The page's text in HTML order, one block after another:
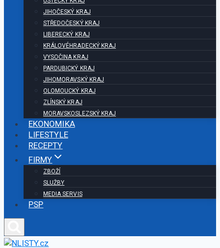
JIHOČESKÝ KRAJ
STŘEDOČESKÝ KRAJ
LIBERECKÝ KRAJ
KRÁLOVÉHRADECKÝ KRAJ
VYSOČINA KRAJ
PARDUBICKÝ KRAJ
JIHOMORAVSKÝ KRAJ
OLOMOUCKÝ KRAJ
ZLÍNSKÝ KRAJ
MORAVSKOSLEZSKÝ KRAJ
EKONOMIKA
LIFESTYLE
RECEPTY
FIRMY
ZBOŽÍ
SLUŽBY
MEDIA SERVIS
PSP